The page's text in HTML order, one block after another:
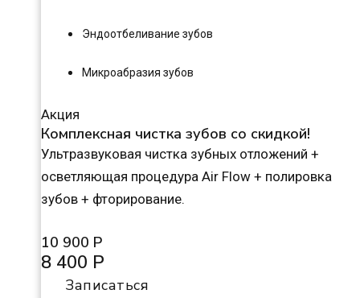
Эндоотбеливание зубов
Микроабразия зубов
Акция
Комплексная чистка зубов со скидкой!
Ультразвуковая чистка зубных отложений +
осветляющая процедура Air Flow + полировка
зубов + фторирование.
10 900 Р
8 400 Р
Записаться